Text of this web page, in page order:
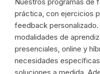
práctica, con ejercicios
feedback
modalidades de
presenciales, online y
necesidades
soluciones a medida.